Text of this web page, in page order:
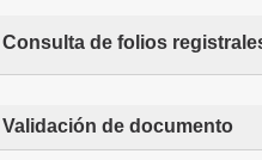
Consulta de folios
Validación de documento